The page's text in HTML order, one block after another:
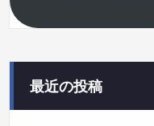
最近の投稿